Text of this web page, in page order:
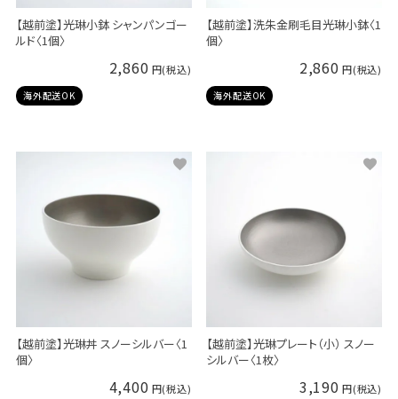
【越前塗】光琳小鉢 シャンパンゴー
ルド〈1個〉
2,860
海外配送OK
【越前塗】洗朱金刷毛目光琳小鉢〈1
個〉
2,860
海外配送OK
【越前塗】光琳丼 スノーシルバー〈1
個〉
4,400
【越前塗】光琳プレート（小） スノー
シルバー〈1枚〉
3,190